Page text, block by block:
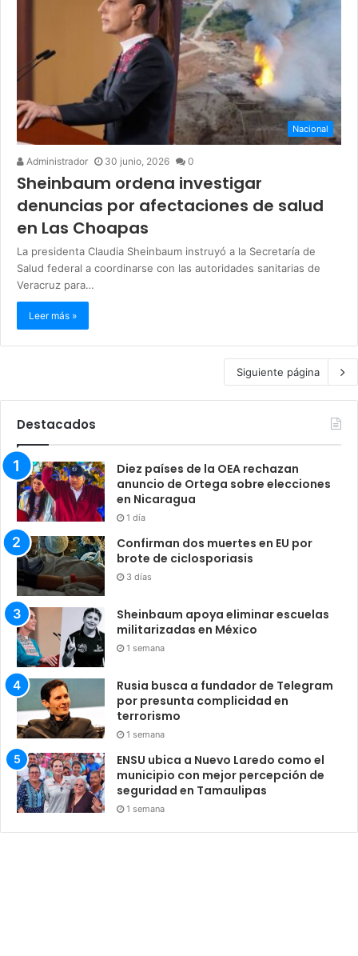
Nacional
Administrador 30 junio, 2026 0
Sheinbaum ordena investigar
denuncias por afectaciones de salud
en Las Choapas
La presidenta Claudia Sheinbaum instruyó a la Secretaría de
Salud federal a coordinarse con las autoridades sanitarias de
Veracruz para…
Leer más »
Siguiente página
Destacados
Diez países de la OEA rechazan
anuncio de Ortega sobre elecciones
en Nicaragua
1 día
Confirman dos muertes en EU por
brote de ciclosporiasis
3 días
Sheinbaum apoya eliminar escuelas
militarizadas en México
1 semana
Rusia busca a fundador de Telegram
por presunta complicidad en
terrorismo
1 semana
ENSU ubica a Nuevo Laredo como el
municipio con mejor percepción de
seguridad en Tamaulipas
1 semana